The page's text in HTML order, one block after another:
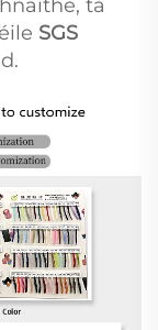
tá
SGS